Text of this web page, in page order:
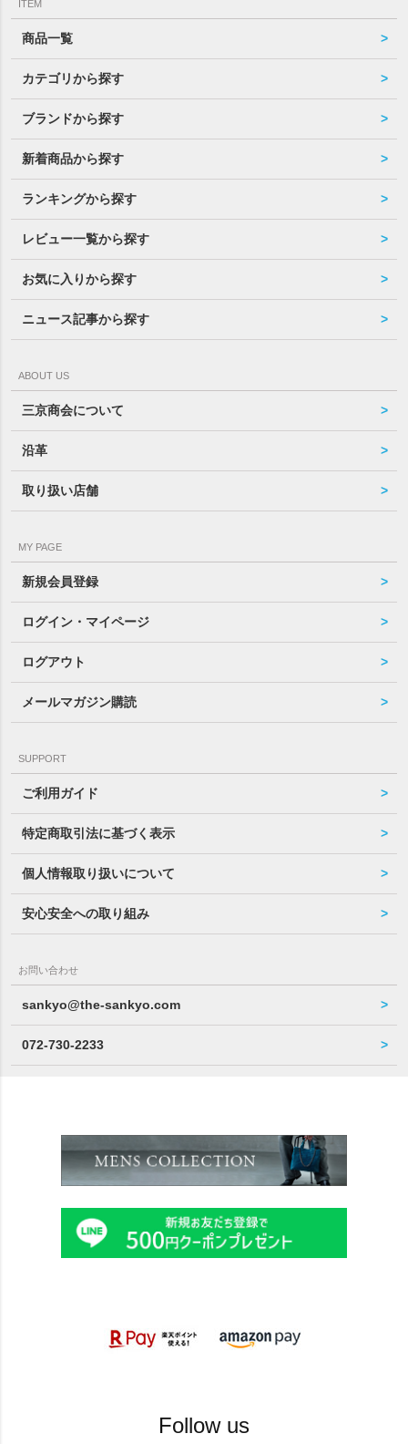
ITEM
商品一覧
カテゴリから探す
ブランドから探す
新着商品から探す
ランキングから探す
レビュー一覧から探す
お気に入りから探す
ニュース記事から探す
ABOUT US
三京商会について
沿革
取り扱い店舗
MY PAGE
新規会員登録
ログイン・マイページ
ログアウト
メールマガジン購読
SUPPORT
ご利用ガイド
特定商取引法に基づく表示
個人情報取り扱いについて
安心安全への取り組み
お問い合わせ
sankyo@the-sankyo.com
072-730-2233
Follow us